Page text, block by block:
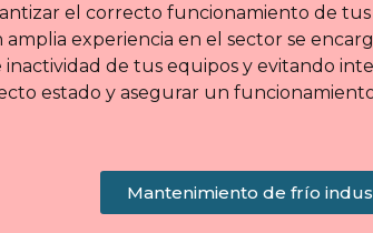
el correcto funcionamiento de
experiencia en el sector se
de tus equipos y evitando
estado y asegurar un
Mantenimiento de frío